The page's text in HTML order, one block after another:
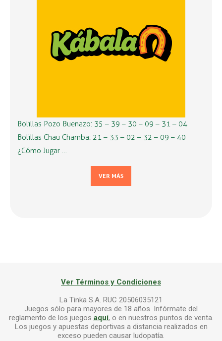
Bolillas Pozo Buenazo: 35 – 39 – 30 – 09 – 31 – 04
Bolillas Chau Chamba: 21 – 33 – 02 – 32 – 09 – 40
¿Cómo Jugar …
VER MÁS
Ver Términos y Condiciones
La Tinka S.A. RUC 20506035121
Juegos sólo para mayores de 18 años. Infórmate del
reglamento de los juegos aquí, o en nuestros puntos de venta.
Los juegos y apuestas deportivas a distancia realizados en
exceso pueden causar ludopatía.